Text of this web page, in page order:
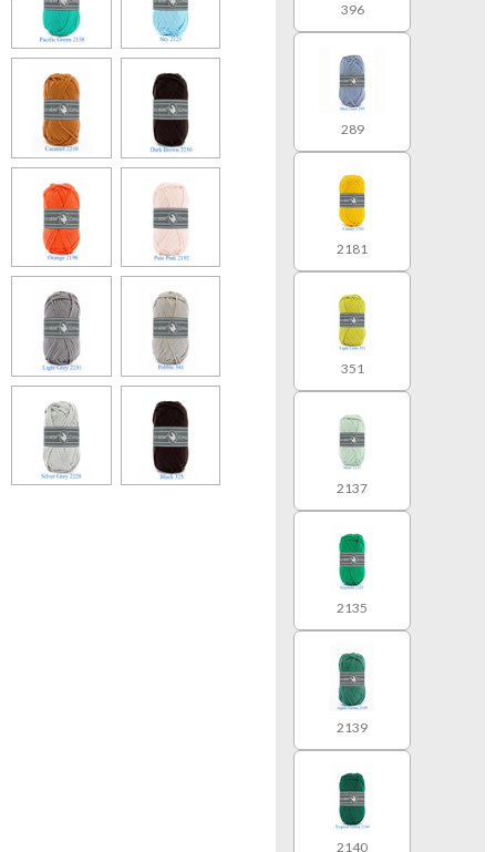
396
289
2181
351
2137
2135
2139
2140